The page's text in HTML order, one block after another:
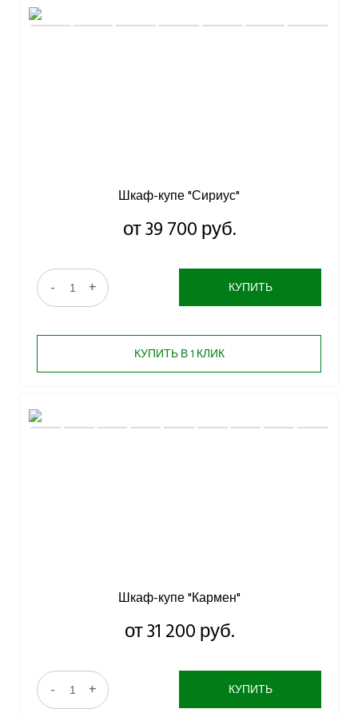
Шкаф-купе "Сириус"
от 39 700 руб.
- + КУПИТЬ
КУПИТЬ В 1 КЛИК
Шкаф-купе "Кармен"
от 31 200 руб.
- + КУПИТЬ